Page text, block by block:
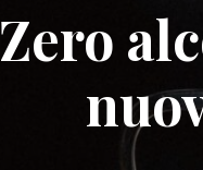
Zero